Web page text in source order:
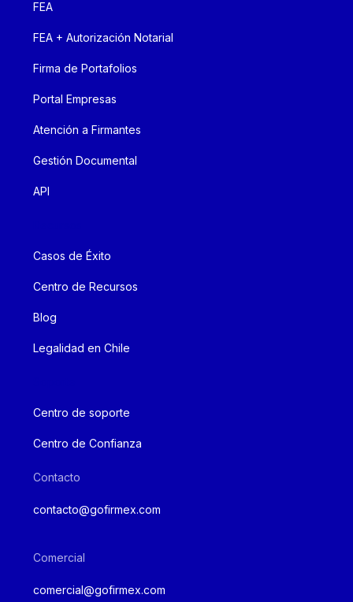
FEA
FEA + Autorización Notarial
Firma de Portafolios
Portal Empresas
Atención a Firmantes
Gestión Documental
API
Casos de Éxito
Centro de Recursos
Blog
Legalidad en Chile
Centro de soporte
Centro de Confianza
Contacto
contacto@gofirmex.com
Comercial
comercial@gofirmex.com